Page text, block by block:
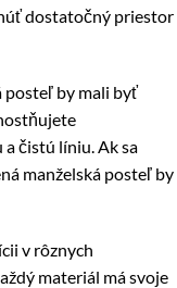
dostatočný priestor
posteľ by mali byť
čistú líniu. Ak sa
manželská posteľ by
v rôznych
materiál má svoje